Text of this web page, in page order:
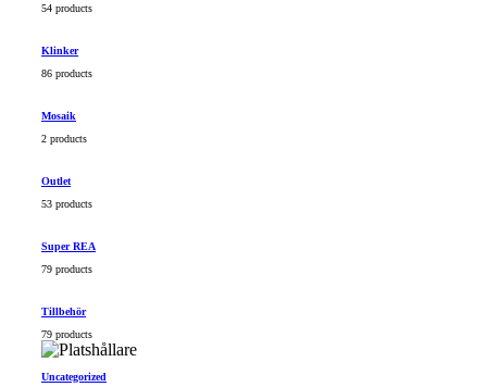
54 products
Klinker
86 products
Mosaik
2 products
Outlet
53 products
Super REA
79 products
Tillbehör
79 products
Uncategorized